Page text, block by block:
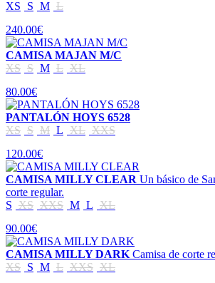
XS
S M L
240.00€
CAMISA MAJAN M/C
XS S M L XL
80.00€
PANTALÓN HOYS 6528
XS S M L XL XXS
120.00€
CAMISA MILLY CLEAR Un básico de
corte regular.
S XS XXS M L XL
90.00€
CAMISA MILLY DARK Camisa de corte
XS S M L XXS XL